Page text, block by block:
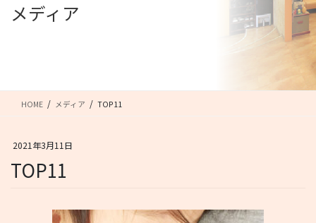
メディア
HOME メディア TOP11
2021年3月11日
TOP11